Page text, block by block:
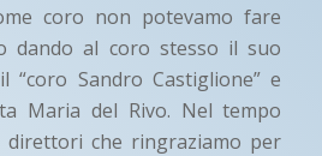
coro non potevamo fare
dando al coro stesso il suo
“coro Sandro Castiglione” e
Maria del Rivo. Nel tempo
che ringraziamo per